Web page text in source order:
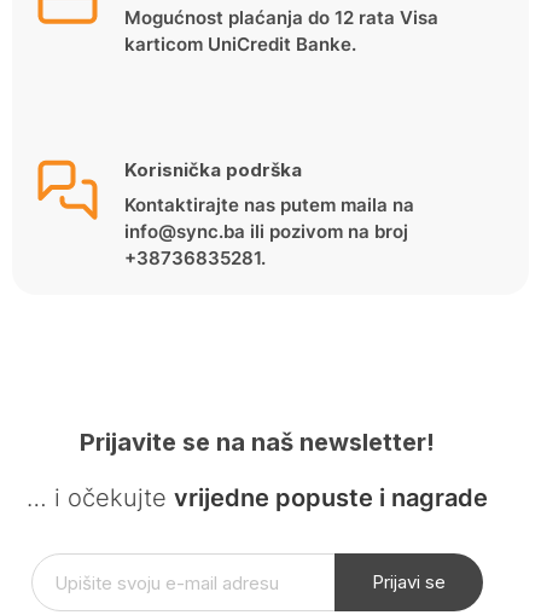
Mogućnost plaćanja do 12 rata Visa
karticom UniCredit Banke.
Korisnička podrška
Kontaktirajte nas putem maila na
info@sync.ba ili pozivom na broj
+38736835281.
Prijavite se na naš newsletter!
… i očekujte vrijedne popuste i nagrade
Prijavi se